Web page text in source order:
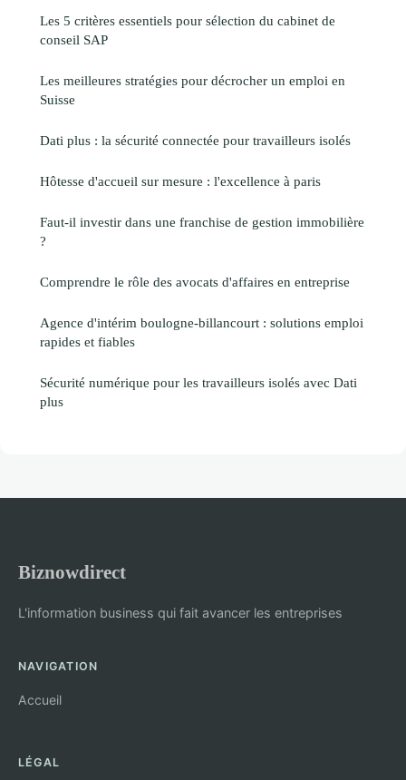
Les 5 critères essentiels pour sélection du cabinet de
conseil SAP
Les meilleures stratégies pour décrocher un emploi en
Suisse
Dati plus : la sécurité connectée pour travailleurs isolés
Hôtesse d'accueil sur mesure : l'excellence à paris
Faut-il investir dans une franchise de gestion immobilière
?
Comprendre le rôle des avocats d'affaires en entreprise
Agence d'intérim boulogne-billancourt : solutions emploi
rapides et fiables
Sécurité numérique pour les travailleurs isolés avec Dati
plus
Biznowdirect
L'information business qui fait avancer les entreprises
NAVIGATION
Accueil
LÉGAL